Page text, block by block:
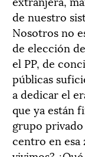
de nuestro
Nosotros no
de elección
el PP, de
públicas
a dedicar el
que ya están
grupo
centro en esa